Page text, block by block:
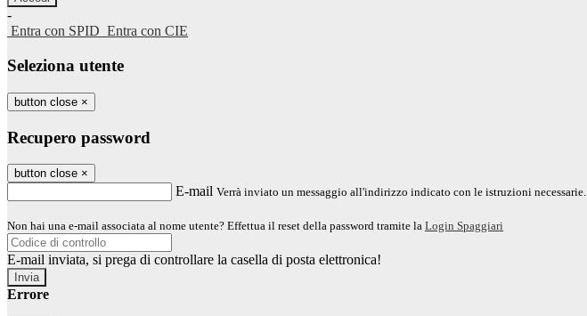
-
Entra con SPID Entra con CIE
Seleziona utente
button close ×
Recupero password
button close ×
E-mail Verrà inviato un messaggio all'indirizzo indicato con le istruzioni necessarie.
Non hai una e-mail associata al nome utente? Effettua il reset della password tramite la Login Spaggiari
E-mail inviata, si prega di controllare la casella di posta elettronica!
Errore